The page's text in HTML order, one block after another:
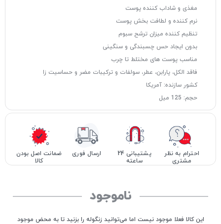
مغذی و شاداب کننده پوست
نرم کننده و لطافت بخش پوست
تنظیم کننده میزان ترشح سبوم
بدون ایجاد حس چسبندگی و سنگینی
مناسب پوست های مختلط تا چرب
فاقد الکل، پارابن، عطر، سولفات و ترکیبات مضر و حساسیت زا
کشور سازنده: آمریکا
حجم: 125 میل
احترام به نظر
مشتری
پشتیبانی 24
ساعته
ارسال فوری
ضمانت اصل بودن
کالا
ناموجود
این کالا فعلا موجود نیست اما می‌توانید زنگوله را بزنید تا به محض موجود